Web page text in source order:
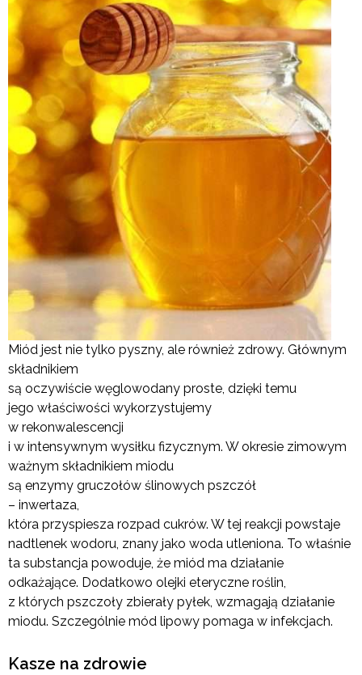
Miód jest nie tylko pyszny, ale również zdrowy. Głównym
składnikiem
są oczywiście węglowodany proste, dzięki temu
jego właściwości wykorzystujemy
w rekonwalescencji
i w intensywnym wysiłku fizycznym. W okresie zimowym
ważnym składnikiem miodu
są enzymy gruczołów ślinowych pszczół
– inwertaza,
która przyspiesza rozpad cukrów. W tej reakcji powstaje
nadtlenek wodoru, znany jako woda utleniona. To właśnie
ta substancja powoduje, że miód ma działanie
odkażające. Dodatkowo olejki eteryczne roślin,
z których pszczoły zbierały pyłek, wzmagają działanie
miodu. Szczególnie mód lipowy pomaga w infekcjach.
Kasze na zdrowie